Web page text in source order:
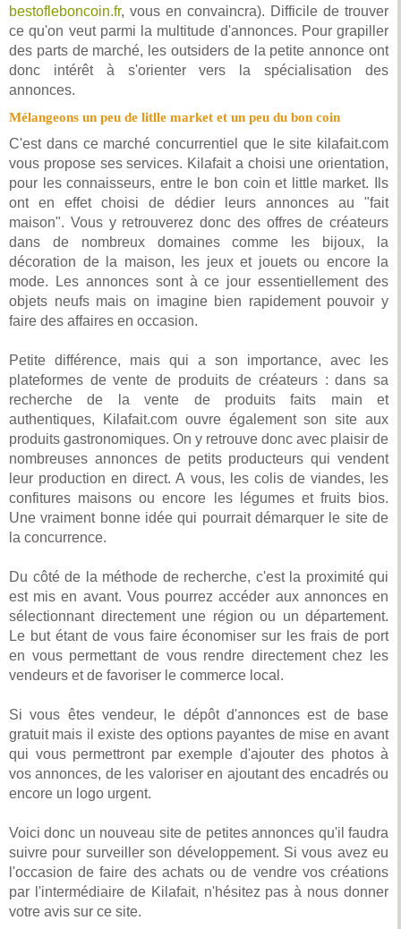
bestofleboncoin.fr, vous en convaincra). Difficile de trouver
ce qu'on veut parmi la multitude d'annonces. Pour grapiller
des parts de marché, les outsiders de la petite annonce ont
donc intérêt à s'orienter vers la spécialisation des
annonces.
Mélangeons un peu de litlle market et un peu du bon coin
C'est dans ce marché concurrentiel que le site kilafait.com
vous propose ses services. Kilafait a choisi une orientation,
pour les connaisseurs, entre le bon coin et little market. Ils
ont en effet choisi de dédier leurs annonces au "fait
maison". Vous y retrouverez donc des offres de créateurs
dans de nombreux domaines comme les bijoux, la
décoration de la maison, les jeux et jouets ou encore la
mode. Les annonces sont à ce jour essentiellement des
objets neufs mais on imagine bien rapidement pouvoir y
faire des affaires en occasion.
Petite différence, mais qui a son importance, avec les
plateformes de vente de produits de créateurs : dans sa
recherche de la vente de produits faits main et
authentiques, Kilafait.com ouvre également son site aux
produits gastronomiques. On y retrouve donc avec plaisir de
nombreuses annonces de petits producteurs qui vendent
leur production en direct. A vous, les colis de viandes, les
confitures maisons ou encore les légumes et fruits bios.
Une vraiment bonne idée qui pourrait démarquer le site de
la concurrence.
Du côté de la méthode de recherche, c'est la proximité qui
est mis en avant. Vous pourrez accéder aux annonces en
sélectionnant directement une région ou un département.
Le but étant de vous faire économiser sur les frais de port
en vous permettant de vous rendre directement chez les
vendeurs et de favoriser le commerce local.
Si vous êtes vendeur, le dépôt d'annonces est de base
gratuit mais il existe des options payantes de mise en avant
qui vous permettront par exemple d'ajouter des photos à
vos annonces, de les valoriser en ajoutant des encadrés ou
encore un logo urgent.
Voici donc un nouveau site de petites annonces qu'il faudra
suivre pour surveiller son développement. Si vous avez eu
l'occasion de faire des achats ou de vendre vos créations
par l'intermédiaire de Kilafait, n'hésitez pas à nous donner
votre avis sur ce site.